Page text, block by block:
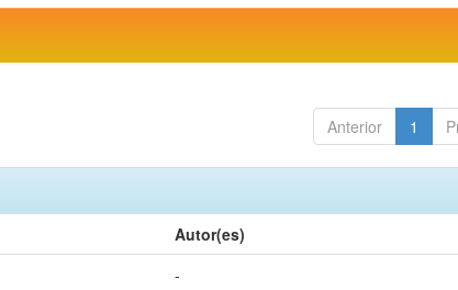
Anterior 1
Autor(es)
-